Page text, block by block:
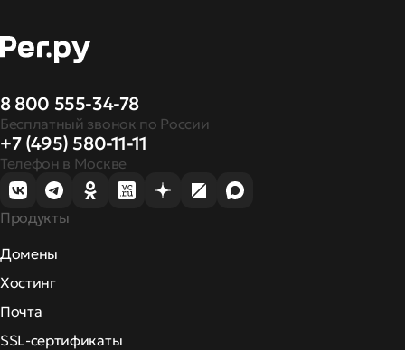
8 800 555-34-78
Бесплатный звонок по России
+7 (495) 580-11-11
Телефон в Москве
Продукты
Домены
Хостинг
Почта
SSL-сертификаты